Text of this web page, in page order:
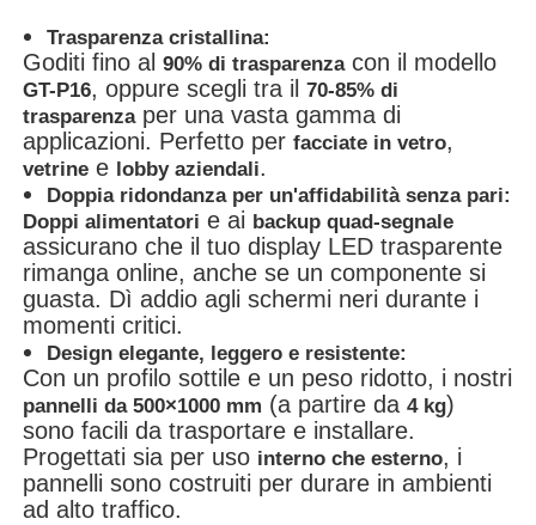
Trasparenza cristallina:
Goditi fino al90% di trasparenzacon il modello
GT-P16, oppure scegli tra il70-85% di
trasparenzaper una vasta gamma di
applicazioni. Perfetto perfacciate in vetro,
vetrine e lobby aziendali.
Doppia ridondanza per un'affidabilità senza pari:
Doppi alimentatori e ai backup quad-segnale
assicurano che il tuo display LED trasparente
rimanga online, anche se un componente si
guasta. Dì addio agli schermi neri durante i
momenti critici.
Design elegante, leggero e resistente:
Con un profilo sottile e un peso ridotto, i nostri
pannelli da 500×1000 mm (a partire da4 kg)
sono facili da trasportare e installare.
Progettati sia per uso interno che esterno, i
pannelli sono costruiti per durare in ambienti
ad alto traffico.